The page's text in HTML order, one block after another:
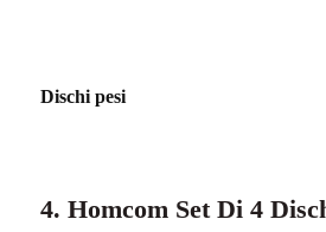
Dischi pesi
4. Homcom Set Di 4